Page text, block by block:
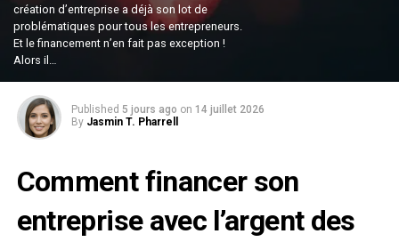
création d’entreprise a déjà son lot de
problématiques pour tous les entrepreneurs.
Et le financement n’en fait pas exception !
Alors il…
Published 5 jours ago on 14 juillet 2026
By Jasmin T. Pharrell
Comment financer son
entreprise avec l’argent des